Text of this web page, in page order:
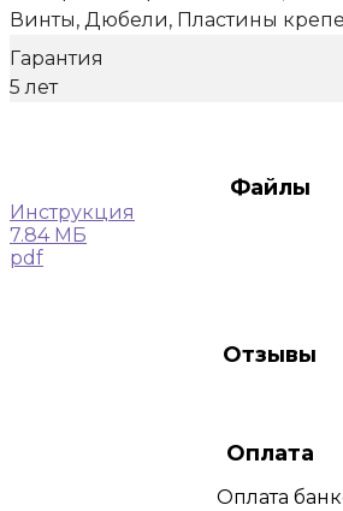
Винты, Дюбели, Пластины
Гарантия
5 лет
Файлы
Инструкция
7.84 МБ
pdf
Отзывы
Оплата
Оплата